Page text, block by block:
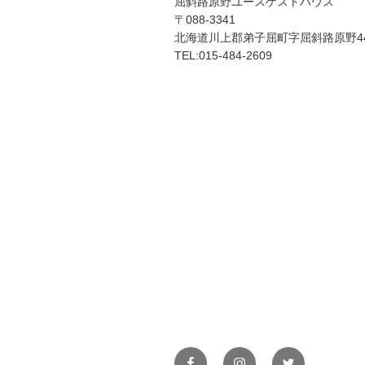
〒088-3341
北海道川上郡弟子屈町字屈斜路原野
TEL:015-484-2609
FacebookInstagramTwitter